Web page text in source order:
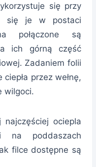
się przy
się je w postaci
połączone są
a ich górną część
Zadaniem folii
przez wełnę,
wilgoci.
najczęściej ociepla
na poddaszach
filce dostępne są